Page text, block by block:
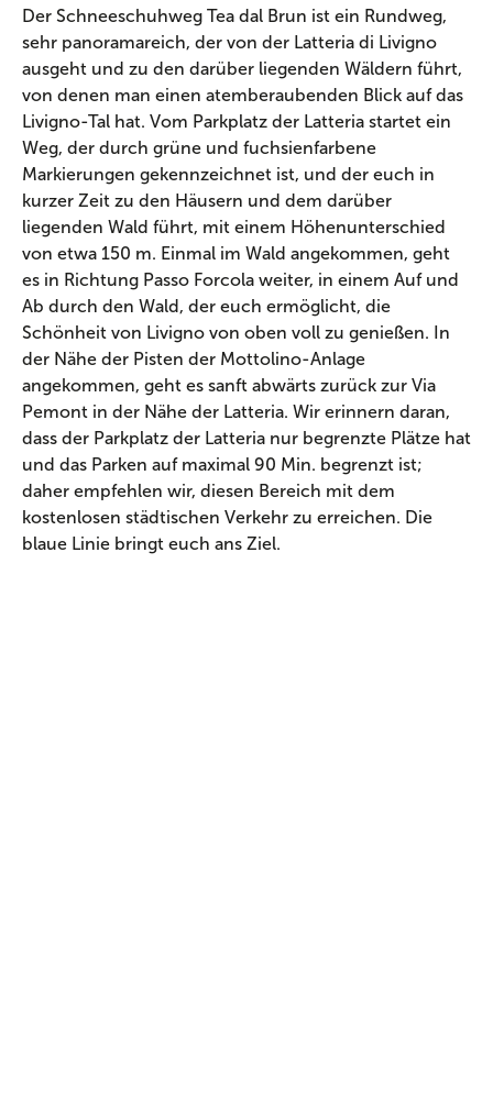
Der Schneeschuhweg Tea dal Brun ist ein Rundweg,
sehr panoramareich, der von der Latteria di Livigno
ausgeht und zu den darüber liegenden Wäldern führt,
von denen man einen atemberaubenden Blick auf das
Livigno-Tal hat. Vom Parkplatz der Latteria startet ein
Weg, der durch grüne und fuchsienfarbene
Markierungen gekennzeichnet ist, und der euch in
kurzer Zeit zu den Häusern und dem darüber
liegenden Wald führt, mit einem Höhenunterschied
von etwa 150 m. Einmal im Wald angekommen, geht
es in Richtung Passo Forcola weiter, in einem Auf und
Ab durch den Wald, der euch ermöglicht, die
Schönheit von Livigno von oben voll zu genießen. In
der Nähe der Pisten der Mottolino-Anlage
angekommen, geht es sanft abwärts zurück zur Via
Pemont in der Nähe der Latteria. Wir erinnern daran,
dass der Parkplatz der Latteria nur begrenzte Plätze hat
und das Parken auf maximal 90 Min. begrenzt ist;
daher empfehlen wir, diesen Bereich mit dem
kostenlosen städtischen Verkehr zu erreichen. Die
blaue Linie bringt euch ans Ziel.